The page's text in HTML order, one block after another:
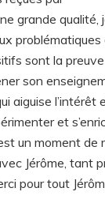
un moment de
Jérôme, tant
pour tout
M.H.
En suivant
il vous
avec
passion.